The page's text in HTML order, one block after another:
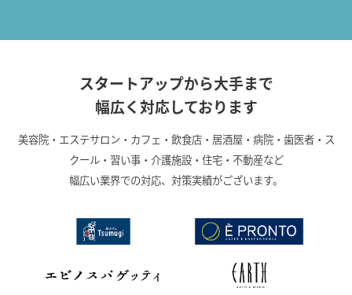
スタートアップから大手まで
幅広く対応しております
美容院・エステサロン・カフェ・飲食店・居酒屋・病院・歯医者・ス
クール・習い事・介護施設・住宅・不動産など
幅広い業界での対応、対策実績がございます。